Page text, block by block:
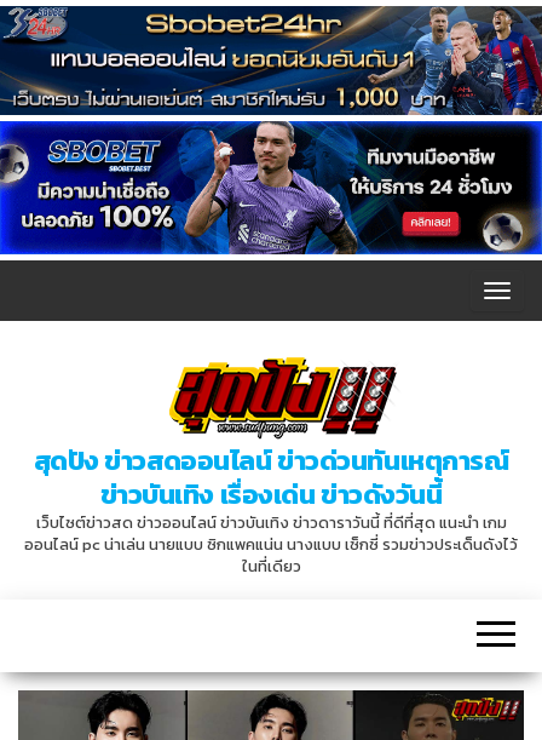
T
e
a
g
a
t
สุดปัง ข่าวสดออนไลน์ ข่าวด่วนทันเหตุการณ์
ข่าวบันเทิง เรื่องเด่น ข่าวดังวันนี้
เว็บไซต์ข่าวสด ข่าวออนไลน์ ข่าวบันเทิง ข่าวดาราวันนี้ ที่ดีที่สุด แนะนำ เกม
ออนไลน์ pc น่าเล่น นายแบบ ซิกแพคแน่น นางแบบ เซ็กซี่ รวมข่าวประเด็นดังไว้
ในที่เดียว